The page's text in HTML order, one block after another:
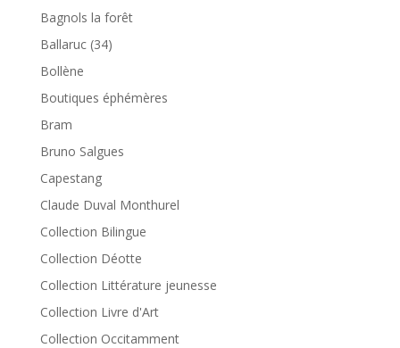
Bagnols la forêt
Ballaruc (34)
Bollène
Boutiques éphémères
Bram
Bruno Salgues
Capestang
Claude Duval Monthurel
Collection Bilingue
Collection Déotte
Collection Littérature jeunesse
Collection Livre d'Art
Collection Occitamment